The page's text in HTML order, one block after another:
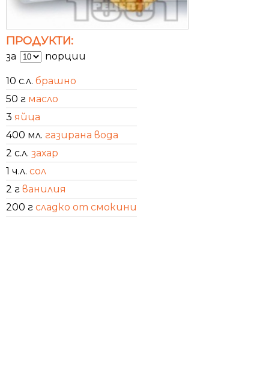
ПРОДУКТИ:
за порции
10 с.л. брашно
50 г масло
3 яйца
400 мл. газирана вода
2 с.л. захар
1 ч.л. сол
2 г ванилия
200 г сладко от смокини